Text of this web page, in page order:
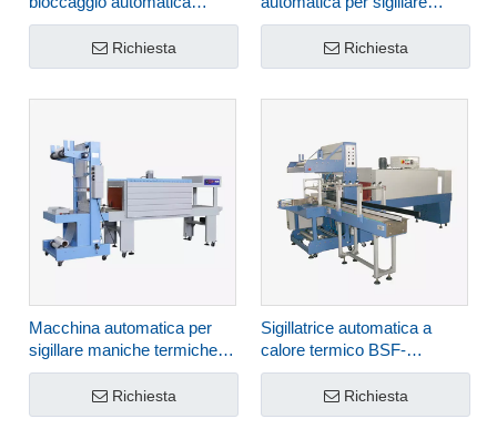
Cartone Sealing Machine
FXJ-5050QSRichiesta
bustine di plastica di piccole
dimensioni FRM-1010III
Richiesta
Macchina automatica per
sigillare maniche termiche
TF-6540SA+BS-5540M
Richiesta
Sigillatrice automatica a
calore termico BSF-
6030XI+BS-6040L
Richiesta